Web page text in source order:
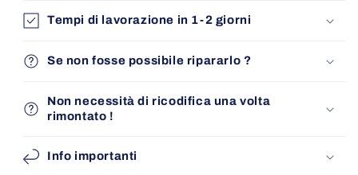
Tempi di lavorazione in 1-2 giorni
Se non fosse possibile ripararlo ?
Non necessità di ricodifica una volta
rimontato !
Info importanti